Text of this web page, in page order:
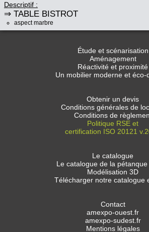
Descriptif :
⇒ TABLE BISTROT
aspect marbre
Étude et scénarisation
Aménagement
Réactivité et proximité
Un mobilier moderne et éco-
Obtenir un devis
Conditions générales de
Conditions de
Politique RSE et
certification ISO 20121
Le catalogue
Le catalogue de la
Modélisation 3D
Télécharger notre catalogue
Contact
amexpo-ouest.fr
amexpo-sudest.fr
Mentions légales